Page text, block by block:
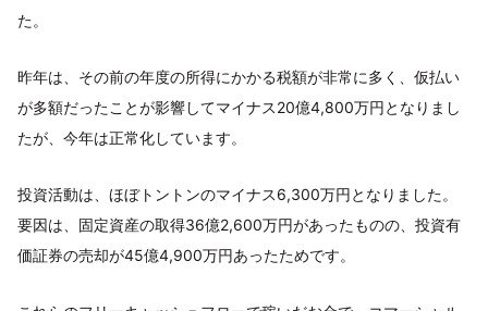
た。
昨年は、その前の年度の所得にかかる税額が非常に多く、仮払い
が多額だったことが影響してマイナス20億4,800万円となりまし
たが、今年は正常化しています。
投資活動は、ほぼトントンのマイナス6,300万円となりました。
要因は、固定資産の取得36億2,600万円があったものの、投資有
価証券の売却が45億4,900万円あったためです。